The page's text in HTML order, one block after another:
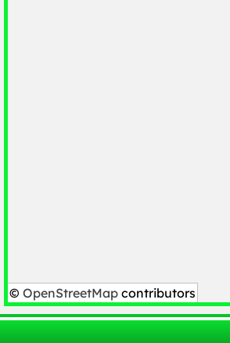
© OpenStreetMap contributors